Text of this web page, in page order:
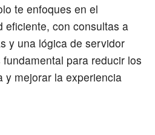
te enfoques en el
eficiente, con consultas a
y una lógica de servidor
para reducir los
y mejorar la experiencia